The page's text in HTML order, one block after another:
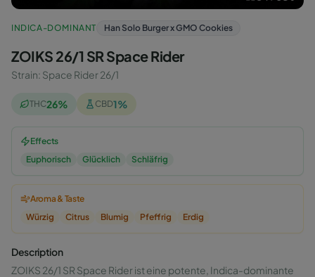
INDICA-DOMINANT Han Solo Burger x GMO Cookies
ZOIKS 26/1 SR Space Rider
Strain: Space Rider 26/1
THC26% CBD1%
Effects
Euphorisch
Glücklich Schläfrig
Aroma & Taste
Würzig
Citrus Blumig Pfeffrig Erdig
Description
ZOIKS 26/1 SR Space Rider ist eine potente, Indica-dominante